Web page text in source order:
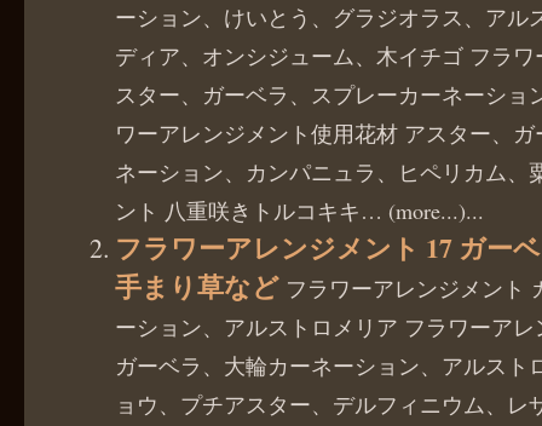
ーション、けいとう、グラジオラス、アル
ディア、オンシジューム、木イチゴ フラ
スター、ガーベラ、スプレーカーネーショ
ワーアレンジメント使用花材 アスター、
ネーション、カンパニュラ、ヒペリカム、
ント 八重咲きトルコキキ… (more...)...
フラワーアレンジメント 17 ガー
手まり草など フラワーアレンジメント
ーション、アルストロメリア フラワーア
ガーベラ、大輪カーネーション、アルスト
ョウ、プチアスター、デルフィニウム、レ